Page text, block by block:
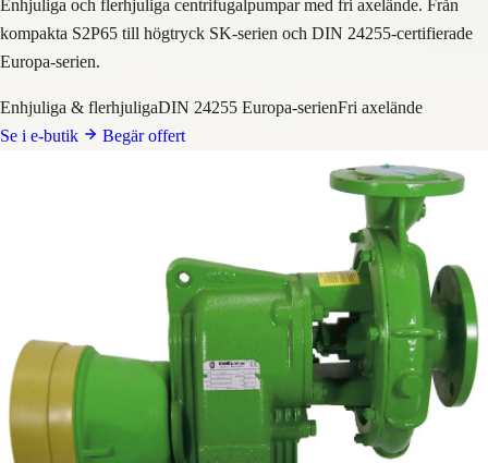
Enhjuliga och flerhjuliga centrifugalpumpar med fri axelände. Från
kompakta S2P65 till högtryck SK-serien och DIN 24255-certifierade
Europa-serien.
Enhjuliga & flerhjuligaDIN 24255 Europa-serienFri axelände
Se i e-butik
Begär offert